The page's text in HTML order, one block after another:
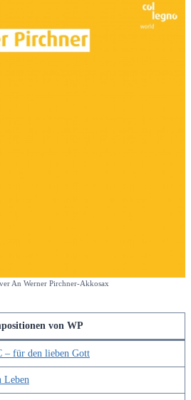
An Werner Pirchner-Akkosax
von WP
– für den lieben Gott
Leben